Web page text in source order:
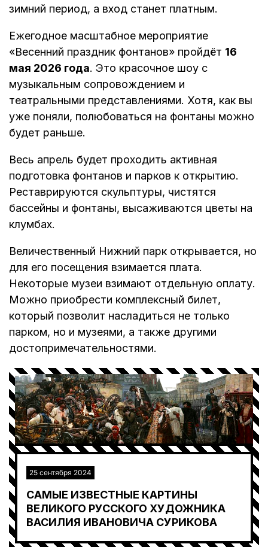
зимний период, а вход станет платным.
Ежегодное масштабное мероприятие
«Весенний праздник фонтанов» пройдёт 16
мая 2026 года. Это красочное шоу с
музыкальным сопровождением и
театральными представлениями. Хотя, как вы
уже поняли, полюбоваться на фонтаны можно
будет раньше.
Весь апрель будет проходить активная
подготовка фонтанов и парков к открытию.
Реставрируются скульптуры, чистятся
бассейны и фонтаны, высаживаются цветы на
клумбах.
Величественный Нижний парк открывается, но
для его посещения взимается плата.
Некоторые музеи взимают отдельную оплату.
Можно приобрести комплексный билет,
который позволит насладиться не только
парком, но и музеями, а также другими
достопримечательностями.
25 сентября 2024
САМЫЕ ИЗВЕСТНЫЕ КАРТИНЫ
ВЕЛИКОГО РУССКОГО ХУДОЖНИКА
ВАСИЛИЯ ИВАНОВИЧА СУРИКОВА